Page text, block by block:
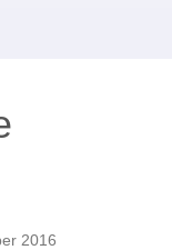
2016